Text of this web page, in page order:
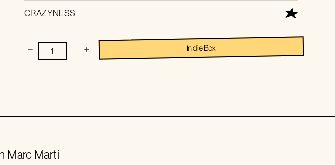
CRAZYNESS
In die Box
Marc Marti